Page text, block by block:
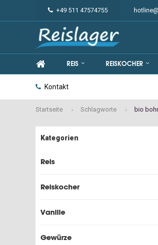
+49 511 47574755
REIS REISKOCHER
Kontakt
Startseite Schlagworte bio
Kategorien
Reis
Reiskocher
Vanille
Gewürze